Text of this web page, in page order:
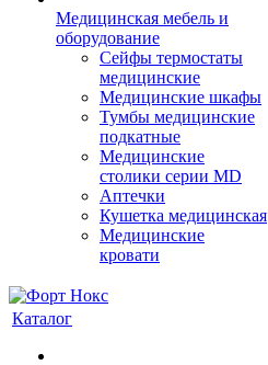
Медицинская мебель и
оборудование
Сейфы термостаты
медицинские
Медицинские шкафы
Тумбы медицинские
подкатные
Медицинские
столики серии MD
Аптечки
Кушетка медицинская
Медицинские
кровати
Каталог